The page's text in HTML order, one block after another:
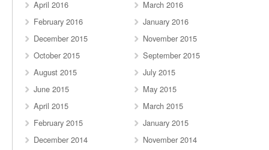
April 2016
March 2016
February 2016
January 2016
December 2015
November 2015
October 2015
September 2015
August 2015
July 2015
June 2015
May 2015
April 2015
March 2015
February 2015
January 2015
December 2014
November 2014